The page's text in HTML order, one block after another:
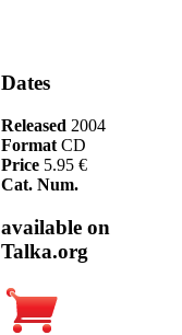
Dates
Released 2004
Format CD
Price 5.95 €
Cat. Num.
available on
Talka.org